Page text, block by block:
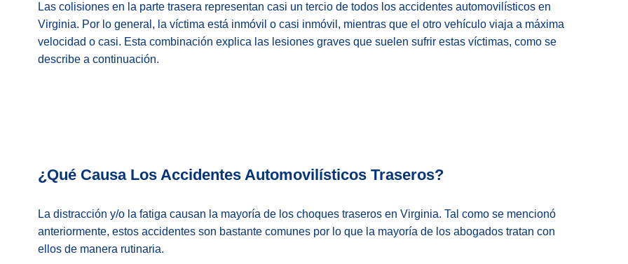
Las colisiones en la parte trasera representan casi un tercio de todos los accidentes automovilísticos en
Virginia. Por lo general, la víctima está inmóvil o casi inmóvil, mientras que el otro vehículo viaja a máxima
velocidad o casi. Esta combinación explica las lesiones graves que suelen sufrir estas víctimas, como se
describe a continuación.
¿Qué Causa Los Accidentes Automovilísticos Traseros?
La distracción y/o la fatiga causan la mayoría de los choques traseros en Virginia. Tal como se mencionó
anteriormente, estos accidentes son bastante comunes por lo que la mayoría de los abogados tratan con
ellos de manera rutinaria.